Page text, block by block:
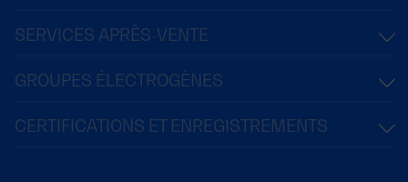
SERVICES APRÈS-VENTE
GROUPES ÉLECTROGÈNES
CERTIFICATIONS ET ENREGISTREMENTS